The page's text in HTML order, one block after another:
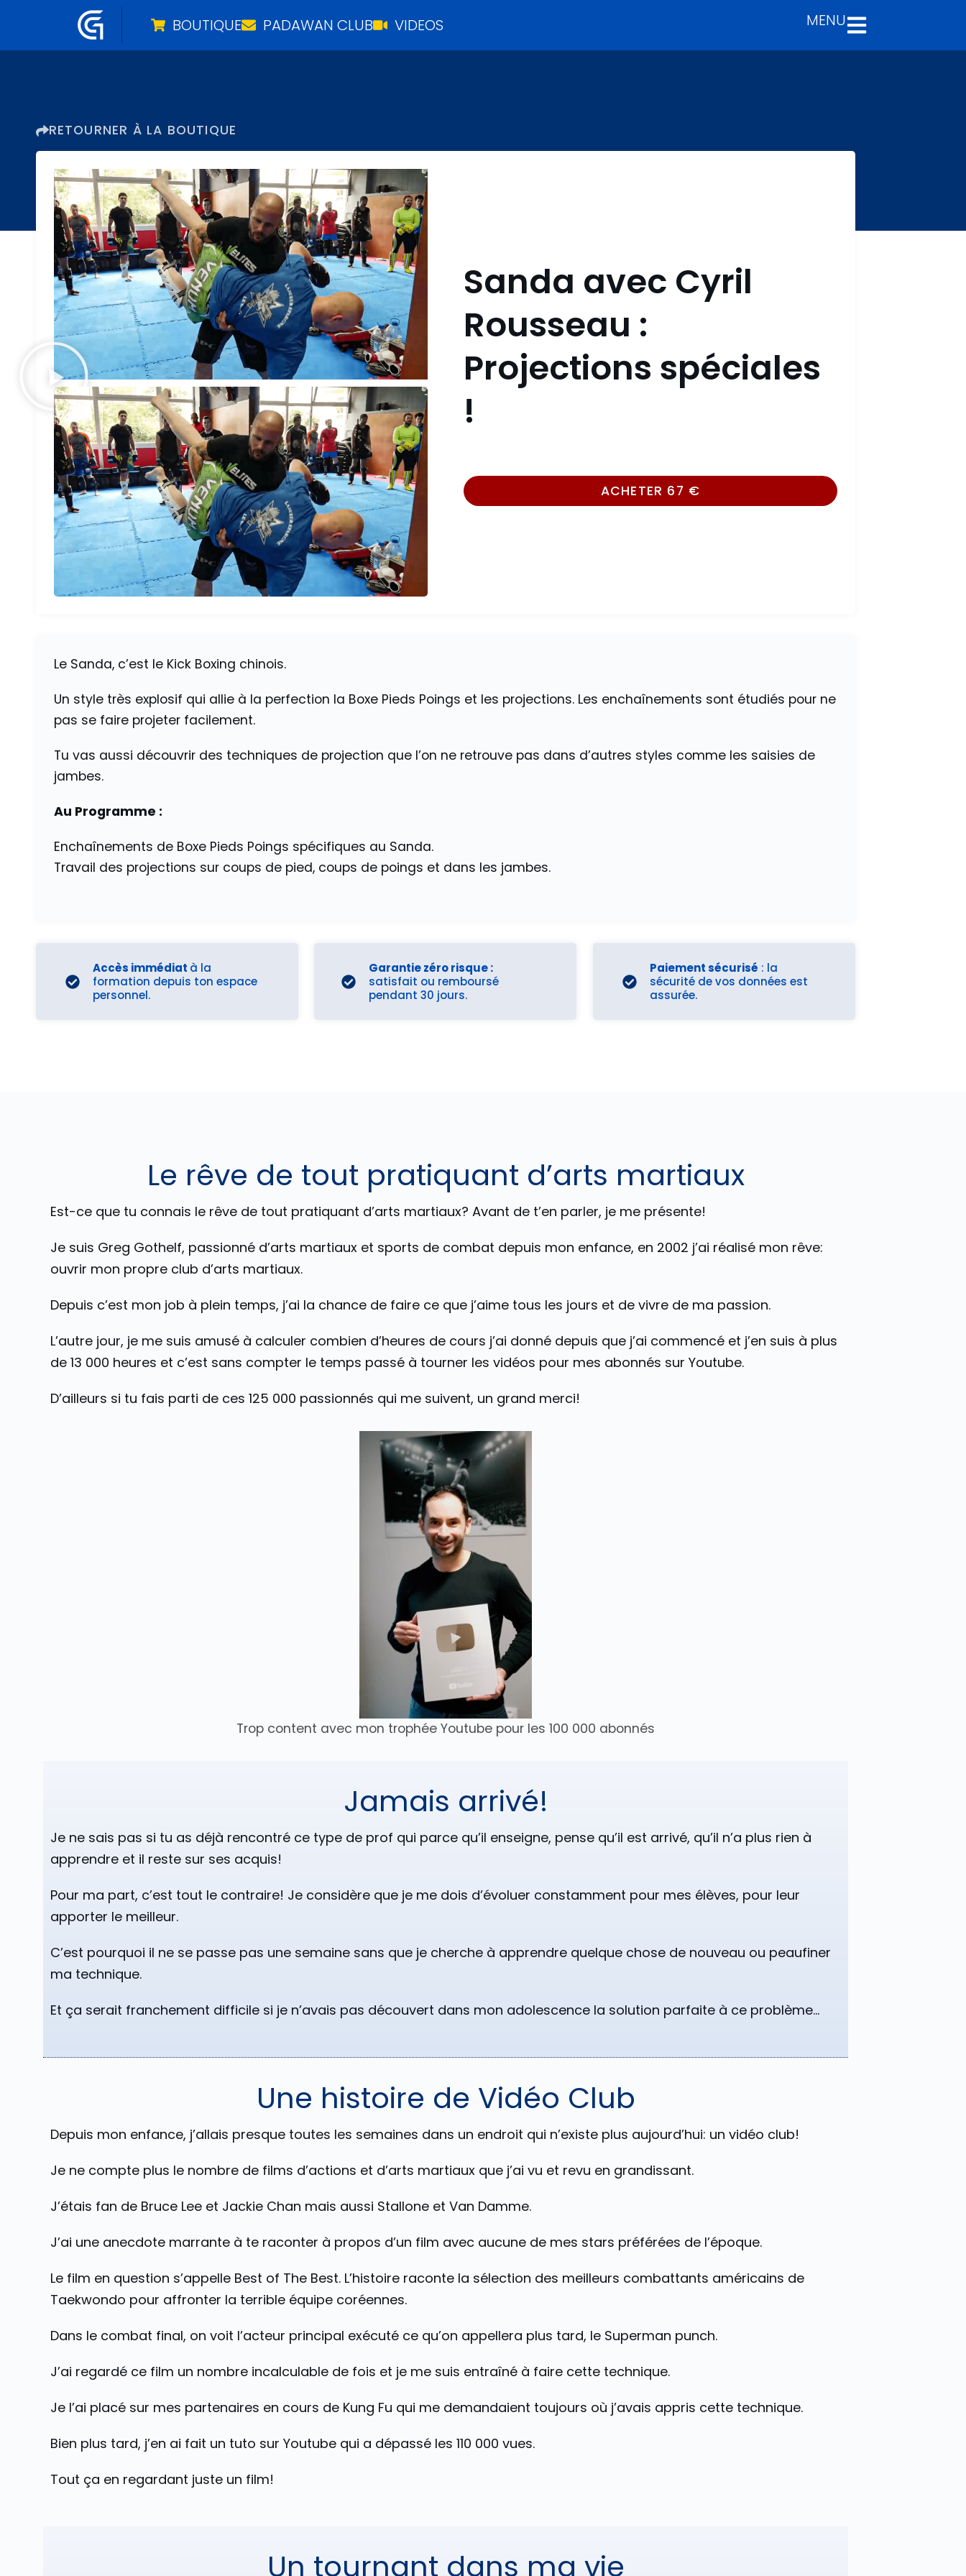
BOUTIQUE PADAWAN CLUB VIDEOS MENU
RETOURNER À LA BOUTIQUE
Sanda avec Cyril
Rousseau :
Projections spéciales
!
ACHETER 67 €
Le Sanda, c’est le Kick Boxing chinois.
Un style très explosif qui allie à la perfection la Boxe Pieds Poings et les projections. Les enchaînements sont étudiés pour ne
pas se faire projeter facilement.
Tu vas aussi découvrir des techniques de projection que l’on ne retrouve pas dans d’autres styles comme les saisies de
jambes.
Au Programme :
Enchaînements de Boxe Pieds Poings spécifiques au Sanda.
Travail des projections sur coups de pied, coups de poings et dans les jambes.
Accès immédiat à la
formation depuis ton espace
personnel.
Garantie zéro risque :
satisfait ou remboursé
pendant 30 jours.
Paiement sécurisé : la
sécurité de vos données est
assurée.
Le rêve de tout pratiquant d’arts martiaux
Est-ce que tu connais le rêve de tout pratiquant d’arts martiaux? Avant de t’en parler, je me présente!
Je suis Greg Gothelf, passionné d’arts martiaux et sports de combat depuis mon enfance, en 2002 j’ai réalisé mon rêve:
ouvrir mon propre club d’arts martiaux.
Depuis c’est mon job à plein temps, j’ai la chance de faire ce que j’aime tous les jours et de vivre de ma passion.
L’autre jour, je me suis amusé à calculer combien d’heures de cours j’ai donné depuis que j’ai commencé et j’en suis à plus
de 13 000 heures et c’est sans compter le temps passé à tourner les vidéos pour mes abonnés sur Youtube.
D’ailleurs si tu fais parti de ces 125 000 passionnés qui me suivent, un grand merci!
Trop content avec mon trophée Youtube pour les 100 000 abonnés
Jamais arrivé!
Je ne sais pas si tu as déjà rencontré ce type de prof qui parce qu’il enseigne, pense qu’il est arrivé, qu’il n’a plus rien à
apprendre et il reste sur ses acquis!
Pour ma part, c’est tout le contraire! Je considère que je me dois d’évoluer constamment pour mes élèves, pour leur
apporter le meilleur.
C’est pourquoi il ne se passe pas une semaine sans que je cherche à apprendre quelque chose de nouveau ou peaufiner
ma technique.
Et ça serait franchement difficile si je n’avais pas découvert dans mon adolescence la solution parfaite à ce problème…
Une histoire de Vidéo Club
Depuis mon enfance, j’allais presque toutes les semaines dans un endroit qui n’existe plus aujourd’hui: un vidéo club!
Je ne compte plus le nombre de films d’actions et d’arts martiaux que j’ai vu et revu en grandissant.
J’étais fan de Bruce Lee et Jackie Chan mais aussi Stallone et Van Damme.
J’ai une anecdote marrante à te raconter à propos d’un film avec aucune de mes stars préférées de l’époque.
Le film en question s’appelle Best of The Best. L’histoire raconte la sélection des meilleurs combattants américains de
Taekwondo pour affronter la terrible équipe coréennes.
Dans le combat final, on voit l’acteur principal exécuté ce qu’on appellera plus tard, le Superman punch.
J’ai regardé ce film un nombre incalculable de fois et je me suis entraîné à faire cette technique.
Je l’ai placé sur mes partenaires en cours de Kung Fu qui me demandaient toujours où j’avais appris cette technique.
Bien plus tard, j’en ai fait un tuto sur Youtube qui a dépassé les 110 000 vues.
Tout ça en regardant juste un film!
Un tournant dans ma vie